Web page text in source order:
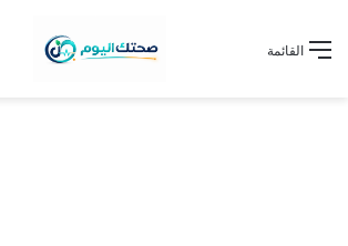
القائمة